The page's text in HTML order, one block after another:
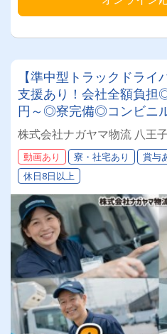
【準中型トラックドラ
支援あり！会社全額負
円～◎寮完備◎コンビニ
荷下ろし軽々！◎全車AT
方必見★あなたらしく働
株式会社ナガヤマ物流 八王
動画あり 寮・社宅あり 賞与
休日8日以上